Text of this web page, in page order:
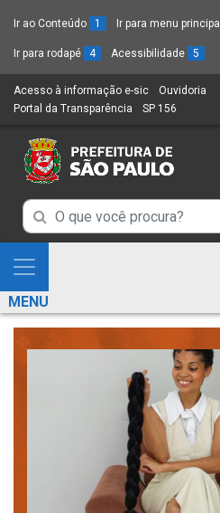
Ir ao Conteúdo 1 Ir para menu principal
Ir para rodapé 4 Acessibilidade 5
Acesso à informação e-sic (Link
para
novo
sítio)
Ouvidoria
Portal da Transparência (Link
um
novo
SP 156
Campo
de
Busca
de
informações
Campo
de
de
informações
Mostra
e
Esconde
Menu
MENU